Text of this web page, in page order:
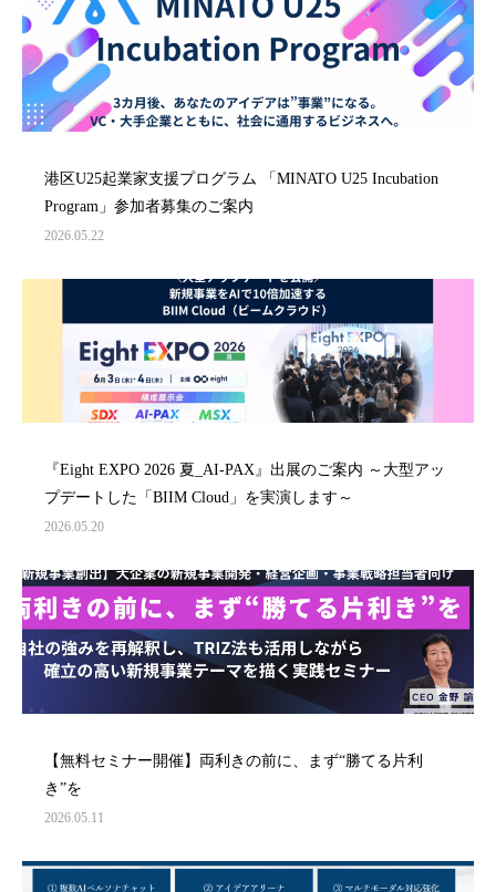
港区U25起業家支援プログラム 「MINATO U25 Incubation
Program」参加者募集のご案内
2026.05.22
『Eight EXPO 2026 夏_AI‐PAX』出展のご案内 ～大型アッ
プデートした「BIIM Cloud」を実演します～
2026.05.20
【無料セミナー開催】両利きの前に、まず“勝てる片利
き”を
2026.05.11